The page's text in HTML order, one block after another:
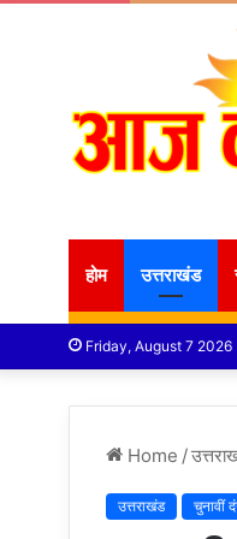
होम उत्तराखंड
Friday, August 7 2026
Home /
उत्तराखंड चुनावीं